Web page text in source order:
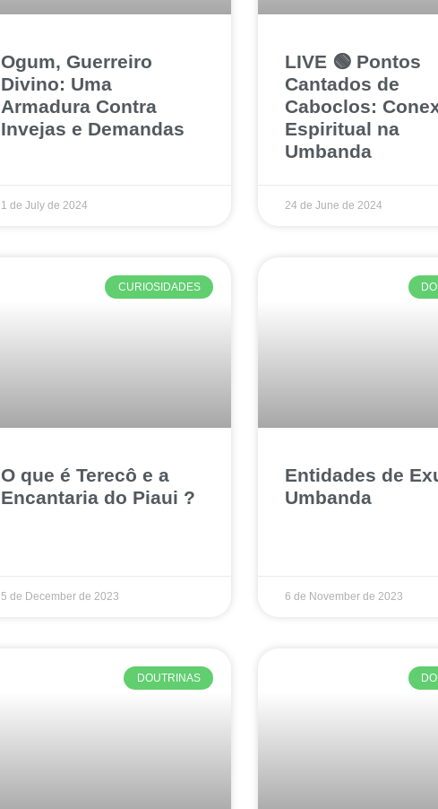
Ogum, Guerreiro
Divino: Uma
Armadura Contra
Invejas e Demandas
1 de July de 2024
LIVE 🟢 Pontos
Cantados de
Caboclos:
Espiritual na
Umbanda
24 de June de 2024
CURIOSIDADES
O que é Terecô e a
Encantaria do Piaui ?
5 de December de 2023
Entidades de
Umbanda
6 de November de 2023
DOUTRINAS